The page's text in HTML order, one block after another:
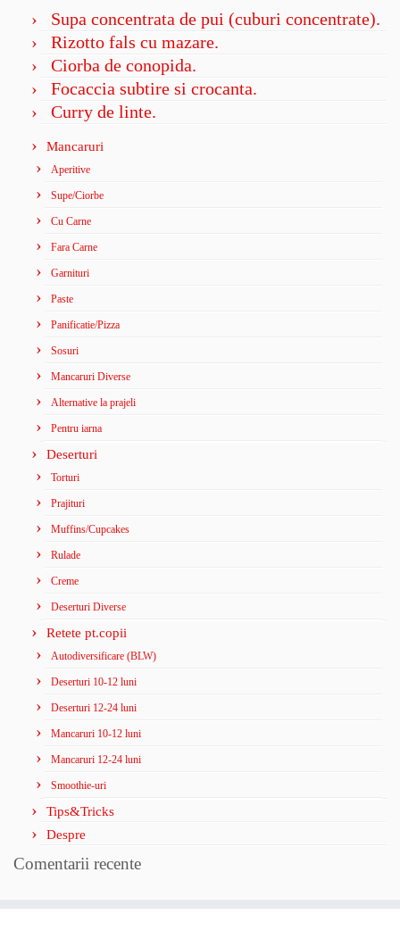
Supa concentrata de pui (cuburi concentrate).
Rizotto fals cu mazare.
Ciorba de conopida.
Focaccia subtire si crocanta.
Curry de linte.
Mancaruri
Aperitive
Supe/Ciorbe
Cu Carne
Fara Carne
Garnituri
Paste
Panificatie/Pizza
Sosuri
Mancaruri Diverse
Alternative la prajeli
Pentru iarna
Deserturi
Torturi
Prajituri
Muffins/Cupcakes
Rulade
Creme
Deserturi Diverse
Retete pt.copii
Autodiversificare (BLW)
Deserturi 10-12 luni
Deserturi 12-24 luni
Mancaruri 10-12 luni
Mancaruri 12-24 luni
Smoothie-uri
Tips&Tricks
Despre
Comentarii recente